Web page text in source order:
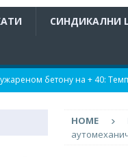
СИНДИКАЛНИ
бетону на + 40:
важна побједа за
HOME